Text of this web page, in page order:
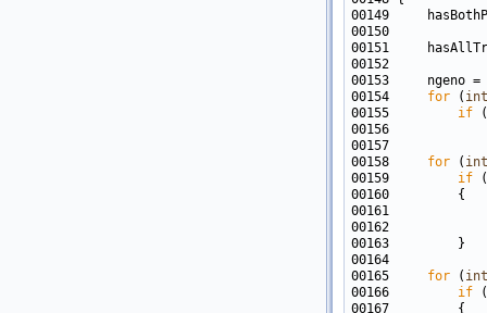
00151
00154 for ( int
00155 if
00158 for ( int
00159 if
00161
00162
00165 for ( int
00166 if